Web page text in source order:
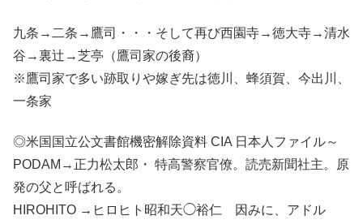
九条→二条→鷹司・・・そして再び西園寺→徳大寺→清水
谷→裏辻→芝亭（鷹司家の後裔）
※鷹司家で多い跡取りや嫁ぎ先は徳川、蜂須賀、今出川、
一条家
◎米国国立公文書館機密解除資料 CIA 日本人ファイル～
PODAM→正力松太郎・ 特高警察官僚。読売新聞社主。原
発の父と呼ばれる。
HIROHITO →ヒロヒト昭和天◯裕仁 因みに、アドル